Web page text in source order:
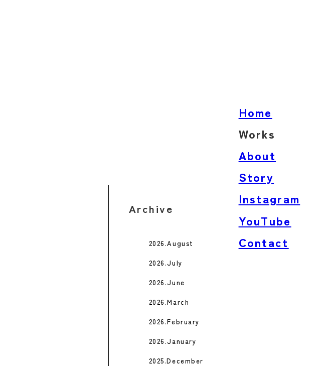
Home
Works
Architecture
Words
About
Story
Instagram
YouTube
Contact
Archive
2026.August
2026.July
2026.June
2026.March
2026.February
2026.January
2025.December